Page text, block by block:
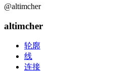
@altimcher
altimcher
轮廓
线
连接